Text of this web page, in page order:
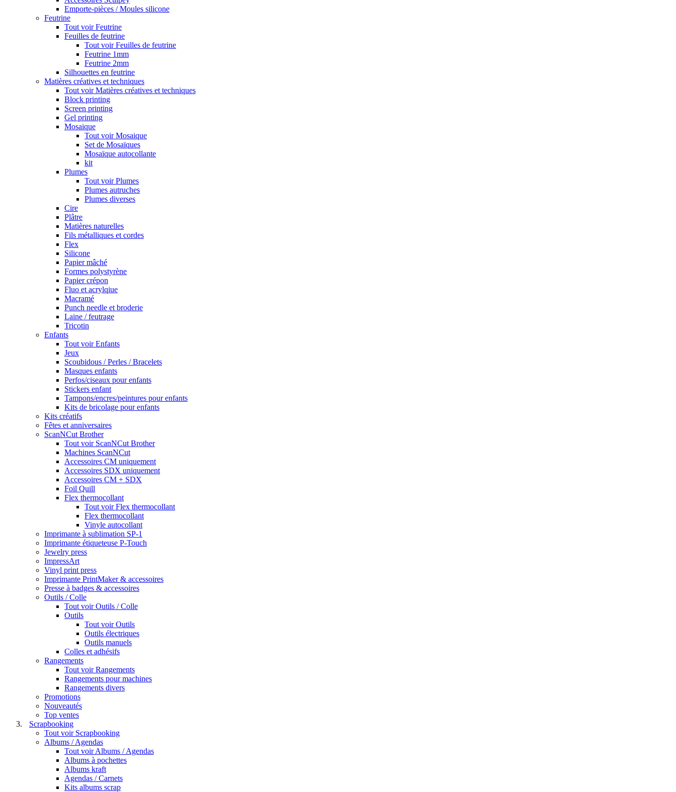
Emporte-pièces / Moules silicone
Feutrine
Tout voir Feutrine
Feuilles de feutrine
Tout voir Feuilles de feutrine
Feutrine 1mm
Feutrine 2mm
Silhouettes en feutrine
Matières créatives et techniques
Tout voir Matières créatives et techniques
Block printing
Screen printing
Gel printing
Mosaique
Tout voir Mosaique
Set de Mosaïques
Mosaïque autocollante
kit
Plumes
Tout voir Plumes
Plumes autruches
Plumes diverses
Cire
Plâtre
Matières naturelles
Fils métalliques et cordes
Flex
Silicone
Papier mâché
Formes polystyrène
Papier crépon
Fluo et acrylqiue
Macramé
Punch needle et broderie
Laine / feutrage
Tricotin
Enfants
Tout voir Enfants
Jeux
Scoubidous / Perles / Bracelets
Masques enfants
Perfos/ciseaux pour enfants
Stickers enfant
Tampons/encres/peintures pour enfants
Kits de bricolage pour enfants
Kits créatifs
Fêtes et anniversaires
ScanNCut Brother
Tout voir ScanNCut Brother
Machines ScanNCut
Accessoires CM uniquement
Accessoires SDX uniquement
Accessoires CM + SDX
Foil Quill
Flex thermocollant
Tout voir Flex thermocollant
Flex thermocollant
Vinyle autocollant
Imprimante à sublimation SP-1
Imprimante étiqueteuse P-Touch
Jewelry press
ImpressArt
Vinyl print press
Imprimante PrintMaker & accessoires
Presse à badges & accessoires
Outils / Colle
Tout voir Outils / Colle
Outils
Tout voir Outils
Outils électriques
Outils manuels
Colles et adhésifs
Rangements
Tout voir Rangements
Rangements pour machines
Rangements divers
Promotions
Nouveautés
Top ventes
Scrapbooking
Tout voir Scrapbooking
Albums / Agendas
Tout voir Albums / Agendas
Albums à pochettes
Albums kraft
Agendas / Carnets
Kits albums scrap